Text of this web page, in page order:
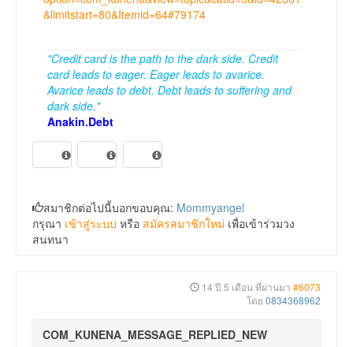
&limitstart=80&Itemid=64#79174
"Credit card is the path to the dark side. Credit
card leads to eager. Eager leads to avarice.
Avarice leads to debt. Debt leads to suffering and
dark side."
Anakin.Debt
สมาชิกต่อไปนี้บอกขอบคุณ: Mommyangel
กรุณา เข้าสู่ระบบ หรือ สมัครสมาชิกใหม่ เพื่อเข้าร่วมวง
สนทนา
14 ปี 5 เดือน ที่ผ่านมา #6073
โดย 0834368962
COM_KUNENA_MESSAGE_REPLIED_NEW